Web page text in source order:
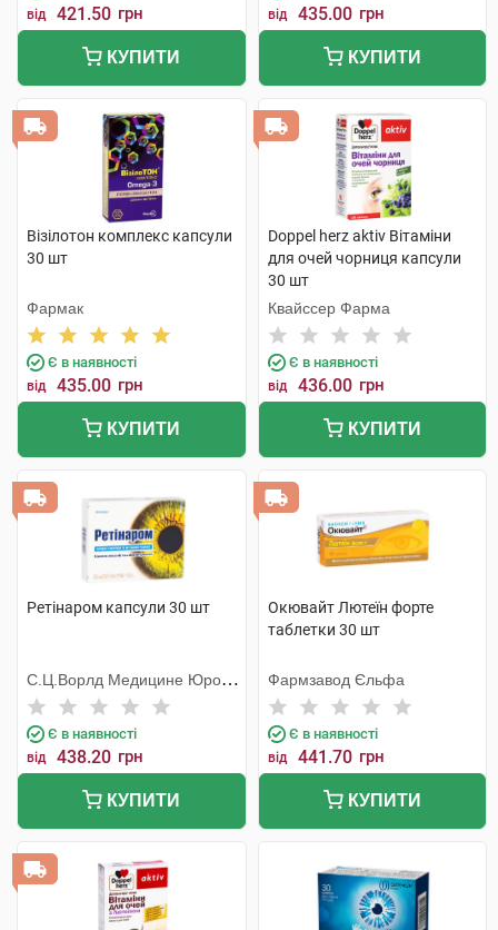
від 421.50 грн
КУПИТИ
від 435.00 грн
КУПИТИ
Візілотон комплекс капсули
30 шт
Фармак
Є в наявності
від 435.00 грн
КУПИТИ
Doppel herz aktiv Вітаміни
для очей чорниця капсули
30 шт
Квайссер Фарма
Є в наявності
від 436.00 грн
КУПИТИ
Ретінаром капсули 30 шт
С.Ц.Ворлд Медицине Юропе
С.Р.Л.
Є в наявності
від 438.20 грн
КУПИТИ
Окювайт Лютеїн форте
таблетки 30 шт
Фармзавод Єльфа
Є в наявності
від 441.70 грн
КУПИТИ